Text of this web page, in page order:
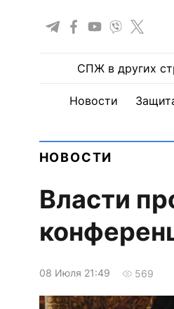
СПЖ в других
Новости
НОВОСТИ
Власти
08 Июля 21:49 569